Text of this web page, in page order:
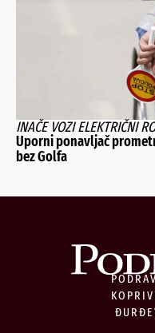
INAČE VOZI ELEKTRIČNI
Uporni ponavljač
bez Golfa